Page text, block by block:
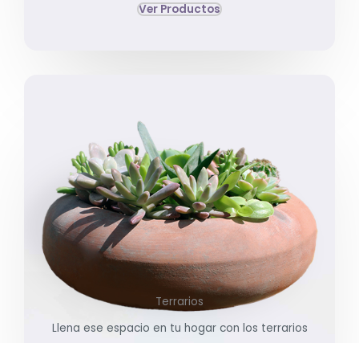
Ver Productos
Terrarios
Llena ese espacio en tu hogar con los terrarios